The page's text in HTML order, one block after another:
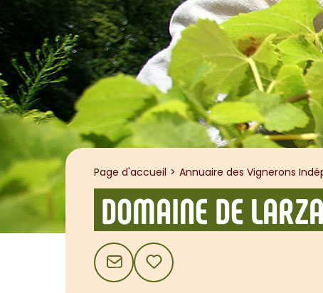
Page d'accueil Annuaire des Vignerons
DOMAINE DE
CONTACTAJOUTER AUX FAVORIS